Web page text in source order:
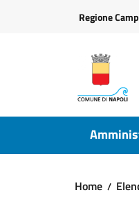
Regione
Home